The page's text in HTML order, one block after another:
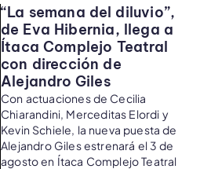
“La semana del diluvio”,
de Eva Hibernia, llega a
Ítaca Complejo Teatral
con dirección de
Alejandro Giles
Con actuaciones de Cecilia
Chiarandini, Merceditas Elordi y
Kevin Schiele, la nueva puesta de
Alejandro Giles estrenará el 3 de
agosto en Ítaca Complejo Teatral